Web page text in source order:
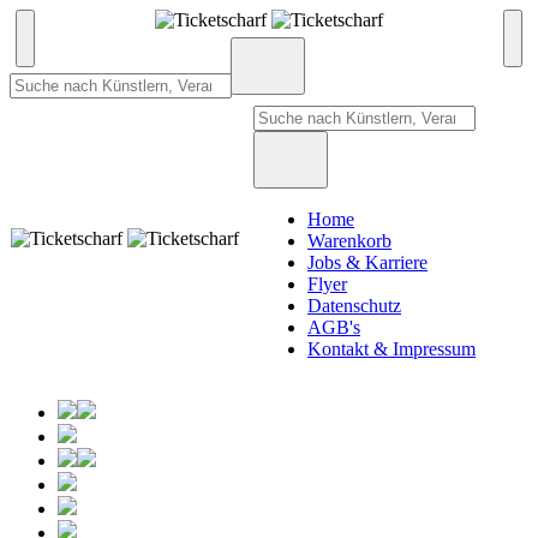
Home
Warenkorb
Jobs & Karriere
Flyer
Datenschutz
AGB's
Kontakt & Impressum